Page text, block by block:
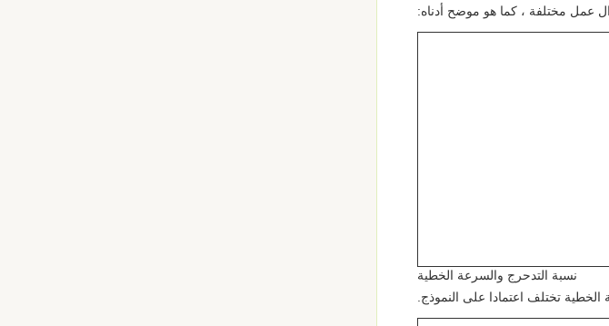
عمل مختلفة ، كما هو موضح أدناه:
نسبة التدحرج والسرعة الخطية
تختلف اعتمادا على النموذج.